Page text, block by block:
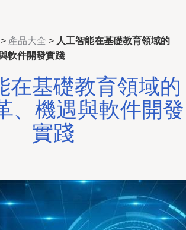
> 產品大全 > 人工智能在基礎教育領域的
軟件開發實踐
在基礎教育領域的
、機遇與軟件開發
實踐